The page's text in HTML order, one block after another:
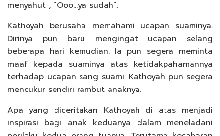
menyahut , “Ooo…ya sudah”.
Kathoyah berusaha memahami ucapan suaminya.
Dirinya pun baru mengingat ucapan selang
beberapa hari kemudian. Ia pun segera meminta
maaf kepada suaminya atas ketidakpahamannya
terhadap ucapan sang suami. Kathoyah pun segera
mencukur sendiri rambut anaknya.
Apa yang diceritakan Kathoyah di atas menjadi
inspirasi bagi anak keduanya dalam meneladani